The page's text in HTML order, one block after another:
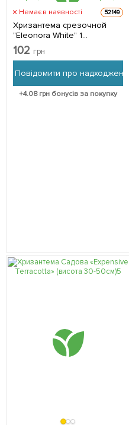
Немає в наявності 52149
Хризантема срезочной
"Eleonora White" 1
саджанець в упаковці
102 грн
Повідомити про надходження
+4.08грн бонусів за покупку